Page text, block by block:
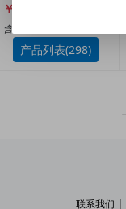
￥13.10
含税￥14.8
产品列表(298)
联系我们 |